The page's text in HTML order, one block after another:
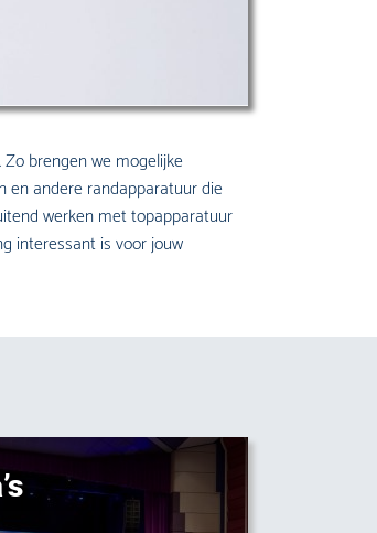
brengen we mogelijke
en andere randapparatuur die
werken met topapparatuur
interessant is voor jouw